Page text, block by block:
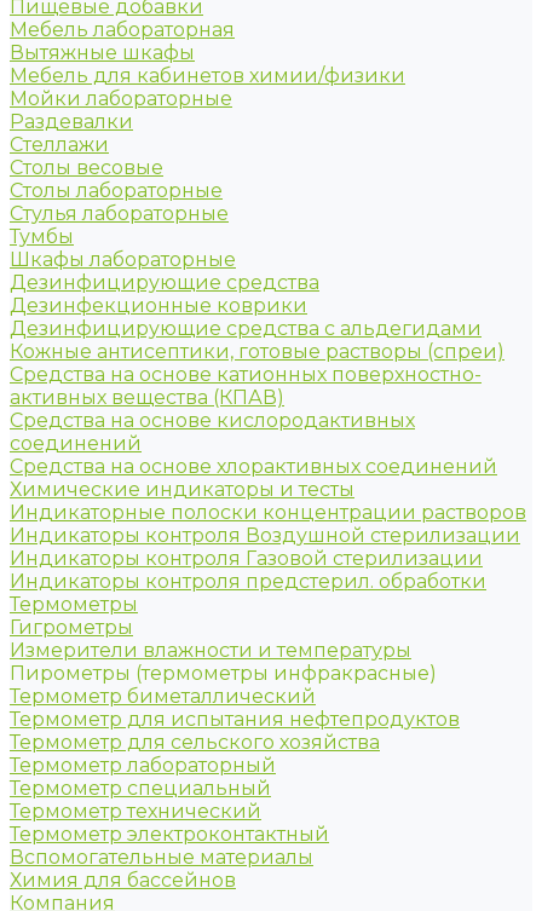
Пищевые добавки
Мебель лабораторная
Вытяжные шкафы
Мебель для кабинетов химии/физики
Мойки лабораторные
Раздевалки
Стеллажи
Столы весовые
Столы лабораторные
Стулья лабораторные
Тумбы
Шкафы лабораторные
Дезинфицирующие средства
Дезинфекционные коврики
Дезинфицирующие средства с альдегидами
Кожные антисептики, готовые растворы (спреи)
Средства на основе катионных поверхностно-
активных вещества (КПАВ)
Средства на основе кислородактивных
соединений
Средства на основе хлорактивных соединений
Химические индикаторы и тесты
Индикаторные полоски концентрации растворов
Индикаторы контроля Воздушной стерилизации
Индикаторы контроля Газовой стерилизации
Индикаторы контроля предстерил. обработки
Термометры
Гигрометры
Измерители влажности и температуры
Пирометры (термометры инфракрасные)
Термометр биметаллический
Термометр для испытания нефтепродуктов
Термометр для сельского хозяйства
Термометр лабораторный
Термометр специальный
Термометр технический
Термометр электроконтактный
Вспомогательные материалы
Химия для бассейнов
Компания